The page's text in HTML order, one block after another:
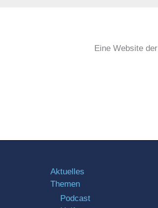
Eine Website der
Aktuelles
Themen
Podcast